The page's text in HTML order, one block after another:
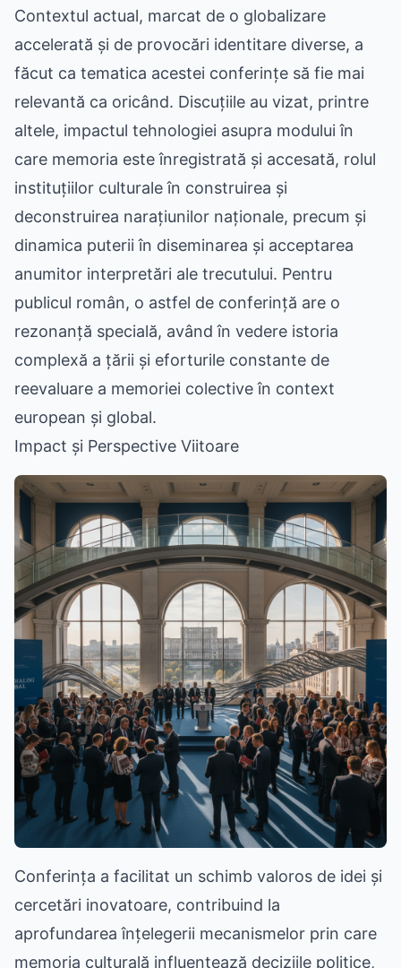
Contextul actual, marcat de o globalizare
accelerată și de provocări identitare diverse, a
făcut ca tematica acestei conferințe să fie mai
relevantă ca oricând. Discuțiile au vizat, printre
altele, impactul tehnologiei asupra modului în
care memoria este înregistrată și accesată, rolul
instituțiilor culturale în construirea și
deconstruirea narațiunilor naționale, precum și
dinamica puterii în diseminarea și acceptarea
anumitor interpretări ale trecutului. Pentru
publicul român, o astfel de conferință are o
rezonanță specială, având în vedere istoria
complexă a țării și eforturile constante de
reevaluare a memoriei colective în context
european și global.
Impact și Perspective Viitoare
Conferința a facilitat un schimb valoros de idei și
cercetări inovatoare, contribuind la
aprofundarea înțelegerii mecanismelor prin care
memoria culturală influențează deciziile politice,